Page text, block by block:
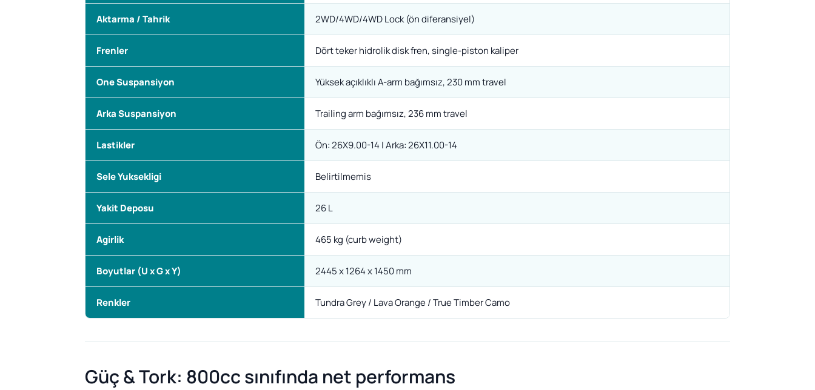
Aktarma / Tahrik 2WD/4WD/4WD Lock (ön diferansiyel)
Frenler Dört teker hidrolik disk fren, single-piston kaliper
One Suspansiyon Yüksek açıklıklı A-arm bağımsız, 230 mm travel
Arka Suspansiyon Trailing arm bağımsız, 236 mm travel
Lastikler Ön: 26X9.00-14 | Arka: 26X11.00-14
Sele Yuksekligi Belirtilmemis
Yakit Deposu 26 L
Agirlik 465 kg (curb weight)
Boyutlar (U x G x Y) 2445 x 1264 x 1450 mm
Renkler Tundra Grey / Lava Orange / True Timber Camo
Güç & Tork: 800cc sınıfında net performans